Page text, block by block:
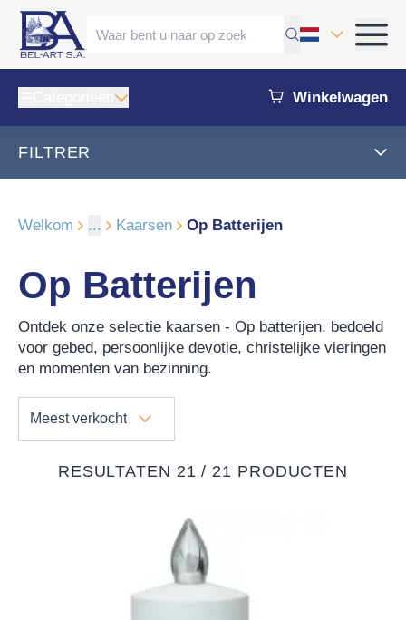
Winkelwagen
FILTRER
Welkom ... Kaarsen Op Batterijen
Op Batterijen
Ontdek onze selectie kaarsen - Op batterijen, bedoeld
voor gebed, persoonlijke devotie, christelijke vieringen
en momenten van bezinning.
Meest verkocht
RESULTATEN 21 / 21 PRODUCTEN